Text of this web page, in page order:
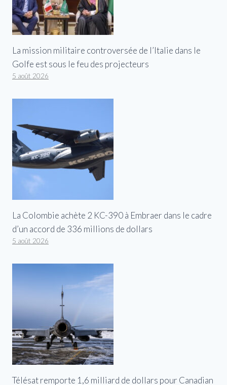
La mission militaire controversée de l’Italie dans le
Golfe est sous le feu des projecteurs
5 août 2026
La Colombie achète 2 KC-390 à Embraer dans le cadre
d’un accord de 336 millions de dollars
5 août 2026
Télésat remporte 1,6 milliard de dollars pour Canadian